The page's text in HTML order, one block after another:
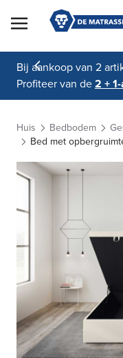
Skip to Content
Bij aankoop van 2
Profiteer van de2 +
Huis Bedbodem
Bed met